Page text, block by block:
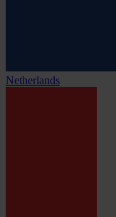
Netherlands